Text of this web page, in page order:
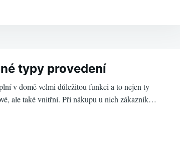
typy provedení
v domě velmi důležitou funkci a to nejen ty
ale také vnitřní. Při nákupu u nich zákazník…